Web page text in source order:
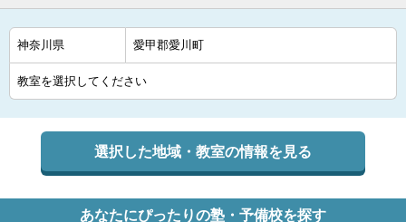
選択した地域・教室の情報を見る
あなたにぴったりの塾・予備校を探す